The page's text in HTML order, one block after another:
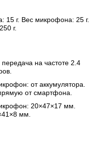
15 г. Вес микрофона: 25 г.
г.
на частоте 2.4
от аккумулятора.
от смартфона.
20×47×17 мм.
мм.